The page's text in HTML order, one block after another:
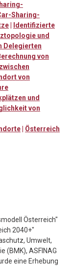
Sharing-
Identifizierte
und
Delegierten
von
von
und
von
Österreich
Österreich"
2040+"
Umwelt,
(BMK), ASFINAG
eine Erhebung